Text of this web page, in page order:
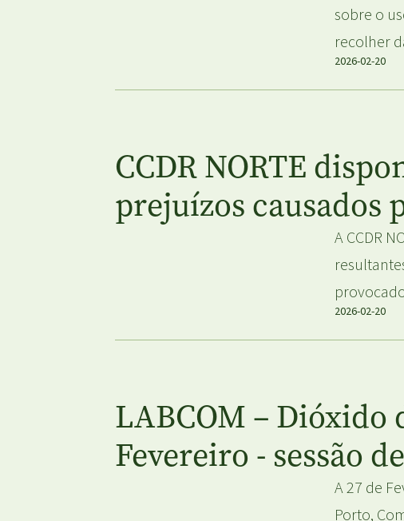
sobre o
recolher
2026-02-20
CCDR NORTE
prejuízos causados
A CCDR
2026-02-20
LABCOM – Dióxido
Fevereiro - sessão
A 27 de
Porto,